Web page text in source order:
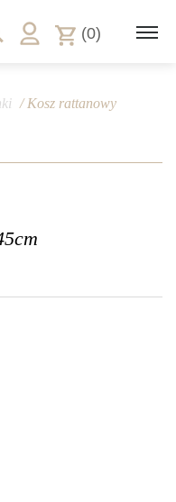
(0)
/ Kosz rattanowy